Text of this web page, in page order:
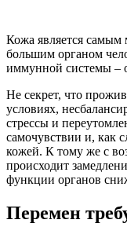
Кожа является
большим органом
иммунной системы –
Не секрет, что
условиях,
стрессы и
самочувствии и, как
кожей. К тому же с
происходит
функции органов
Перемен